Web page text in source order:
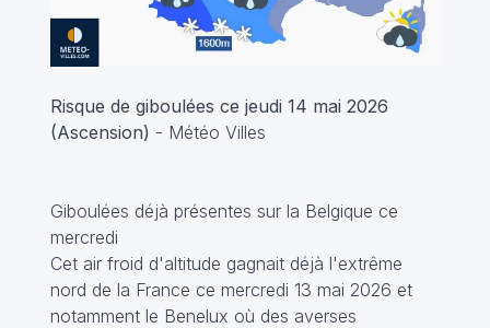
Risque de giboulées ce jeudi 14 mai 2026
(Ascension) - Météo Villes
Giboulées déjà présentes sur la Belgique ce
mercredi
Cet air froid d'altitude gagnait déjà l'extrême
nord de la France ce mercredi 13 mai 2026 et
notamment le Benelux où des averses